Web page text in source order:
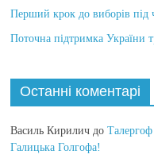
Перший крок до виборів під
Поточна підтримка України
Останні коментарі
Василь Кирилич доТалергоф
Галицька Голгофа!